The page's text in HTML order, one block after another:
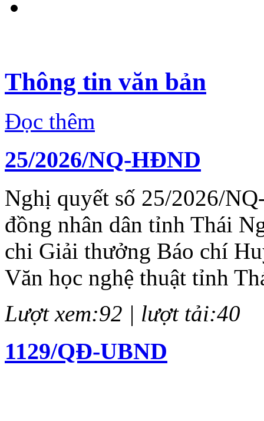
Thông tin văn bản
Đọc thêm
25/2026/NQ-HĐND
Nghị quyết số 25/2026/
đồng nhân dân tỉnh Thái
chi Giải thưởng Báo chí
Văn học nghệ thuật tỉnh
Lượt xem:92 | lượt tải:40
1129/QĐ-UBND